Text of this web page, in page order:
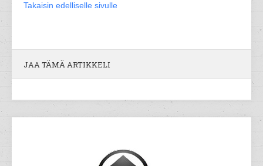
Takaisin edelliselle sivulle
JAA TÄMÄ ARTIKKELI